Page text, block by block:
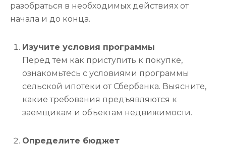
разобраться в необходимых действиях от
начала и до конца.
Изучите условия программы
Перед тем как приступить к покупке,
ознакомьтесь с условиями программы
сельской ипотеки от Сбербанка. Выясните,
какие требования предъявляются к
заемщикам и объектам недвижимости.
Определите бюджет